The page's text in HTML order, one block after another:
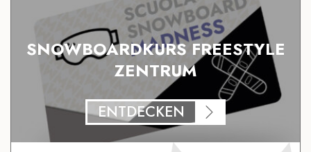
SNOWBOARDKURS FREESTYLE
ZENTRUM
ENTDECKEN